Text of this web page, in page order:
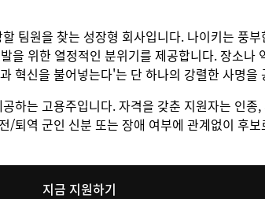
팀원을 찾는 성장형 회사입니다. 나이키는 풍
을 위한 열정적인 분위기를 제공합니다. 장소나
혁신을 불어넣는다'는 단 하나의 강렬한 사명을
하는 고용주입니다. 자격을 갖춘 지원자는 인종
/퇴역 군인 신분 또는 장애 여부에 관계없이 후
지금 지원하기